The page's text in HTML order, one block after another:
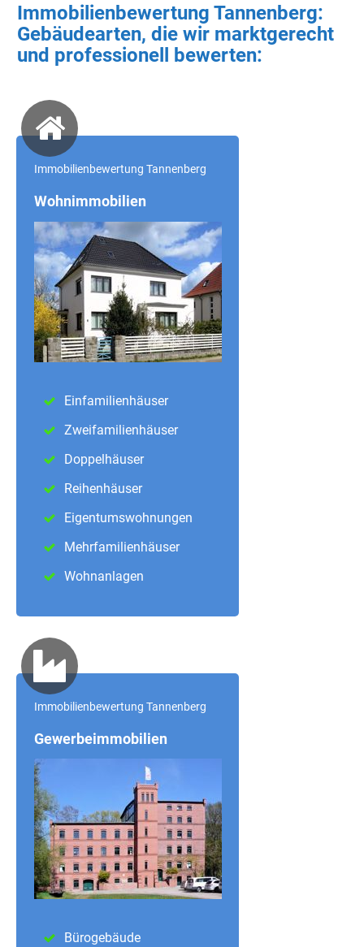
Immobilienbewertung Tannenberg:
Gebäudearten, die wir marktgerecht
und professionell bewerten:
Immobilienbewertung Tannenberg
Wohnimmobilien
Einfamilienhäuser
Zweifamilienhäuser
Doppelhäuser
Reihenhäuser
Eigentumswohnungen
Mehrfamilienhäuser
Wohnanlagen
Immobilienbewertung Tannenberg
Gewerbeimmobilien
Bürogebäude